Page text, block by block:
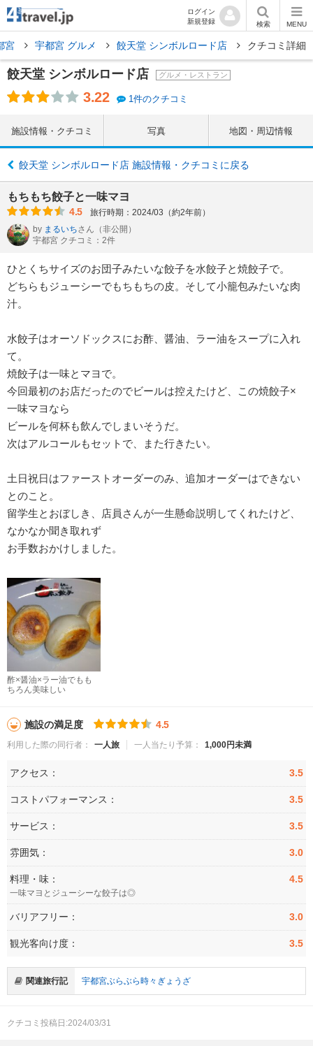
ログイン
新規登録
検索 MENU
宮 宇都宮 グルメ 餃天堂 シンボルロード店 クチコミ詳細
餃天堂 シンボルロード店 グルメ・レストラン
3.22 1件のクチコミ
施設情報・クチコミ 写真 地図・周辺情報
餃天堂 シンボルロード店 施設情報・クチコミに戻る
もちもち餃子と一味マヨ
4.5
旅行時期：2024/03（約2年前）
by まるいちさん （非公開）
宇都宮 クチコミ：2件
ひとくちサイズのお団子みたいな餃子を水餃子と焼餃子で。
どちらもジューシーでもちもちの皮。そして小籠包みたいな肉
汁。
水餃子はオーソドックスにお酢、醤油、ラー油をスープに入れ
て。
焼餃子は一味とマヨで。
今回最初のお店だったのでビールは控えたけど、この焼餃子×
一味マヨなら
ビールを何杯も飲んでしまいそうだ。
次はアルコールもセットで、また行きたい。
土日祝日はファーストオーダーのみ、追加オーダーはできない
とのこと。
留学生とおぼしき、店員さんが一生懸命説明してくれたけど、
なかなか聞き取れず
お手数おかけしました。
酢×醤油×ラー油でもも
ちろん美味しい
施設の満足度 4.5
利用した際の同行者： 一人旅 一人当たり予算： 1,000円未満
アクセス： 3.5
コストパフォーマンス： 3.5
サービス： 3.5
雰囲気： 3.0
料理・味： 4.5
一味マヨとジューシーな餃子は◎
バリアフリー： 3.0
観光客向け度： 3.5
関連旅行記 宇都宮ぶらぶら時々ぎょうざ
クチコミ投稿日:2024/03/31